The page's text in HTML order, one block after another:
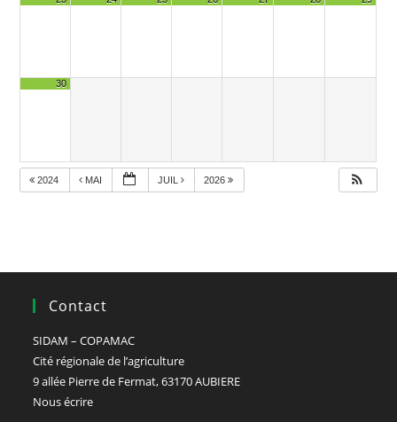
30
2024 MAI JUIL 2026
Contact
SIDAM – COPAMAC
Cité régionale de l’agriculture
9 allée Pierre de Fermat, 63170 AUBIERE
Nous écrire